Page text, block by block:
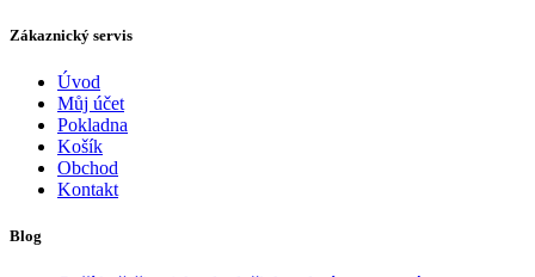
Zákaznický servis
Úvod
Můj účet
Pokladna
Košík
Obchod
Kontakt
Blog